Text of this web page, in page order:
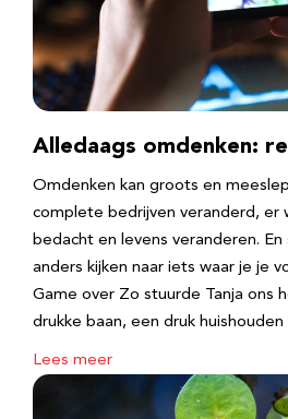
Alledaags omdenken:
Omdenken kan groots en
complete bedrijven veranderd, er
bedacht en levens veranderen.
anders kijken naar iets waar je je
Game over Zo stuurde Tanja ons
drukke baan, een druk
Lees meer